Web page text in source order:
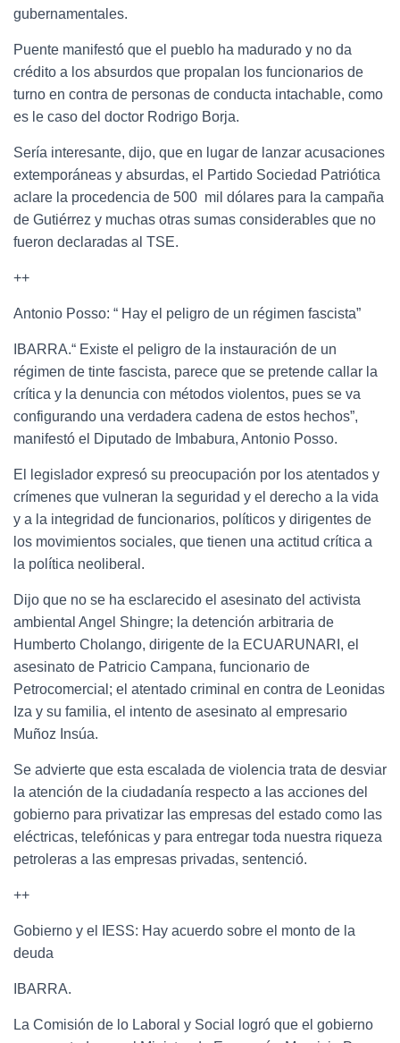
gubernamentales.
Puente manifestó que el pueblo ha madurado y no da
crédito a los absurdos que propalan los funcionarios de
turno en contra de personas de conducta intachable, como
es le caso del doctor Rodrigo Borja.
Sería interesante, dijo, que en lugar de lanzar acusaciones
extemporáneas y absurdas, el Partido Sociedad Patriótica
aclare la procedencia de 500 mil dólares para la campaña
de Gutiérrez y muchas otras sumas considerables que no
fueron declaradas al TSE.
++
Antonio Posso: “ Hay el peligro de un régimen fascista”
IBARRA.“ Existe el peligro de la instauración de un
régimen de tinte fascista, parece que se pretende callar la
crítica y la denuncia con métodos violentos, pues se va
configurando una verdadera cadena de estos hechos”,
manifestó el Diputado de Imbabura, Antonio Posso.
El legislador expresó su preocupación por los atentados y
crímenes que vulneran la seguridad y el derecho a la vida
y a la integridad de funcionarios, políticos y dirigentes de
los movimientos sociales, que tienen una actitud crítica a
la política neoliberal.
Dijo que no se ha esclarecido el asesinato del activista
ambiental Angel Shingre; la detención arbitraria de
Humberto Cholango, dirigente de la ECUARUNARI, el
asesinato de Patricio Campana, funcionario de
Petrocomercial; el atentado criminal en contra de Leonidas
Iza y su familia, el intento de asesinato al empresario
Muñoz Insúa.
Se advierte que esta escalada de violencia trata de desviar
la atención de la ciudadanía respecto a las acciones del
gobierno para privatizar las empresas del estado como las
eléctricas, telefónicas y para entregar toda nuestra riqueza
petroleras a las empresas privadas, sentenció.
++
Gobierno y el IESS: Hay acuerdo sobre el monto de la
deuda
IBARRA.
La Comisión de lo Laboral y Social logró que el gobierno